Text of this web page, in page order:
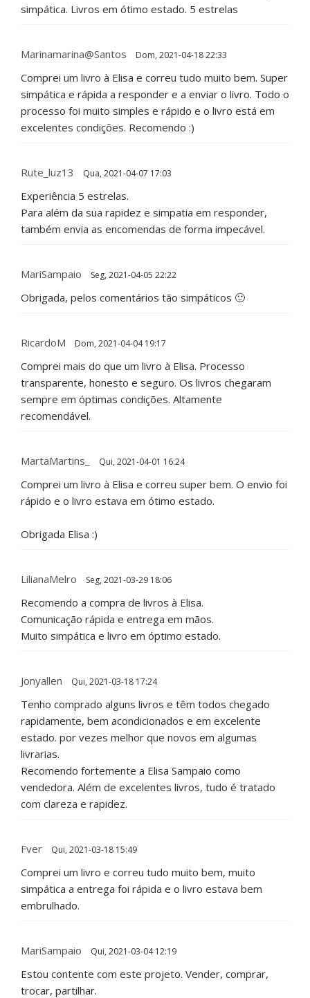
simpática. Livros em ótimo estado. 5 estrelas
Marinamarina@santos Dom, 2021-04-18 22:33
Comprei um livro à Elisa e correu tudo muito bem. Super
simpática e rápida a responder e a enviar o livro. Todo o
processo foi muito simples e rápido e o livro está em
excelentes condições. Recomendo :)
Rute_luz13 Qua, 2021-04-07 17:03
Experiência 5 estrelas.
Para além da sua rapidez e simpatia em responder,
também envia as encomendas de forma impecável.
MariSampaio Seg, 2021-04-05 22:22
Obrigada, pelos comentários tão simpáticos 🙂
RicardoM Dom, 2021-04-04 19:17
Comprei mais do que um livro à Elisa. Processo
transparente, honesto e seguro. Os livros chegaram
sempre em óptimas condições. Altamente
recomendável.
MartaMartins_ Qui, 2021-04-01 16:24
Comprei um livro à Elisa e correu super bem. O envio foi
rápido e o livro estava em ótimo estado.
Obrigada Elisa :)
LilianaMelro Seg, 2021-03-29 18:06
Recomendo a compra de livros à Elisa.
Comunicação rápida e entrega em mãos.
Muito simpática e livro em óptimo estado.
Jonyallen Qui, 2021-03-18 17:24
Tenho comprado alguns livros e têm todos chegado
rapidamente, bem acondicionados e em excelente
estado. por vezes melhor que novos em algumas
livrarias.
Recomendo fortemente a Elisa Sampaio como
vendedora. Além de excelentes livros, tudo é tratado
com clareza e rapidez.
Fver Qui, 2021-03-18 15:49
Comprei um livro e correu tudo muito bem, muito
simpática a entrega foi rápida e o livro estava bem
embrulhado.
MariSampaio Qui, 2021-03-04 12:19
Estou contente com este projeto. Vender, comprar,
trocar, partilhar.